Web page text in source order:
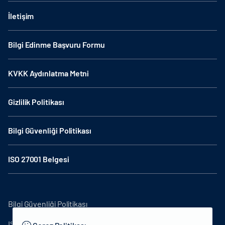
İletişim
Bilgi Edinme Başvuru Formu
KVKK Aydınlatma Metni
Gizlilik Politikası
Bilgi Güvenliği Politikası
ISO 27001 Belgesi
Bilgi Güvenliği Politikası